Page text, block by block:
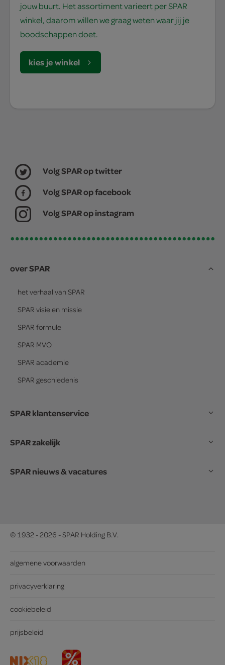
jouw buurt. Het assortiment varieert per SPAR
winkel, daarom willen we graag weten waar jij je
boodschappen doet.
kies je winkel
Volg SPAR op twitter
Volg SPAR op facebook
Volg SPAR op instagram
over SPAR
het verhaal van SPAR
SPAR visie en missie
SPAR formule
SPAR MVO
SPAR academie
SPAR geschiedenis
SPAR klantenservice
SPAR zakelijk
SPAR nieuws & vacatures
© 1932 - 2026 - SPAR Holding B.V.
algemene voorwaarden
privacyverklaring
cookiebeleid
prijsbeleid